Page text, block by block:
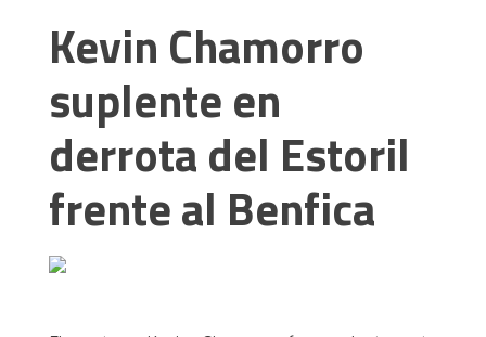
Kevin Chamorro
suplente en
derrota del Estoril
frente al Benfica